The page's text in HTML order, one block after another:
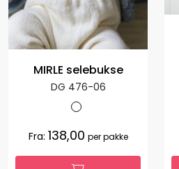
MIRLE selebukse
DG 476-06
Fra: 138,00 per pakke